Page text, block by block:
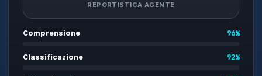
REPORTISTICA AGENTE
Comprensione 96%
Classificazione 92%